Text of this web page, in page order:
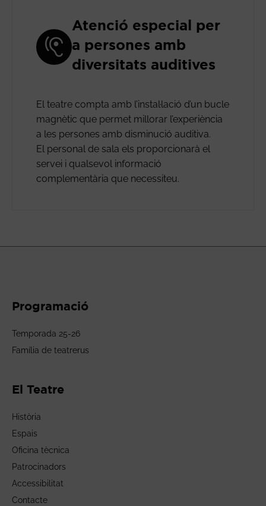
Atenció especial per
a persones amb
diversitats auditives
El teatre compta amb l’instal·lació d’un bucle
magnètic que permet millorar l’experiència
a les persones amb disminució auditiva.
El personal de sala els proporcionarà el
servei i qualsevol informació
complementària que necessiteu.
Programació
Temporada 25-26
Família de teatrerus
El Teatre
Història
Espais
Oficina tècnica
Patrocinadors
Accessibilitat
Contacte